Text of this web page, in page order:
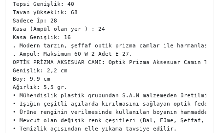
Tepsi Genişlik: 40
Tavan yükseklik: 68
Sadece İp: 28
Kasa (Ampül olan yer ) : 24
Kasa Genişlik: 16
. Modern tarzın, şeffaf optik prizma camlar ile
. Ampul: Maksimum 60 W 2 Adet E-27.
OPTİK PRİZMA AKSESUAR CAMI: Optik Prizma Aksesuar Camın
Genişlik: 2,2 cm
Boy: 9,9 cm
Ağırlık: 5,5 gr.
• Mühendislik plastik grubundan S.A.N malzemeden
• Işığın çeşitli açılarda kırılmasını sağlayan optik
• Ürüne renginin verilmesinde kullanılan boyanın hammadde
• Mevcut olan değişik renk çeşitleri (Bal, Füme, Şeffaf, vb.)
• Temizlik açısından elle yıkama tavsiye edilir.